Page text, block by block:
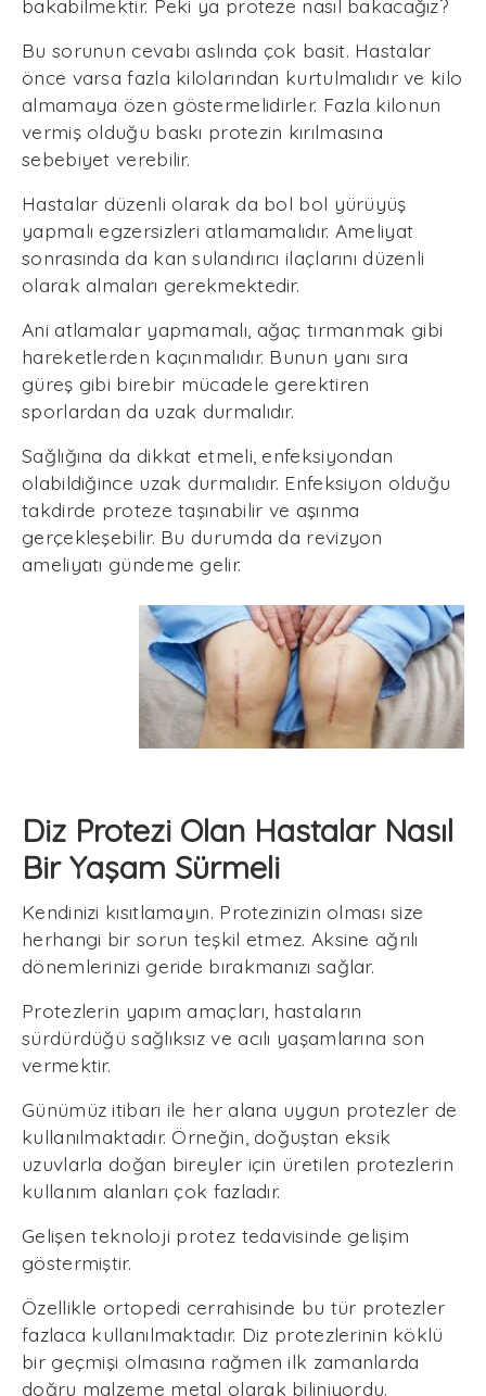
bakabilmektir. Peki ya proteze nasıl bakacağız?
Bu sorunun cevabı aslında çok basit. Hastalar
önce varsa fazla kilolarından kurtulmalıdır ve kilo
almamaya özen göstermelidirler. Fazla kilonun
vermiş olduğu baskı protezin kırılmasına
sebebiyet verebilir.
Hastalar düzenli olarak da bol bol yürüyüş
yapmalı egzersizleri atlamamalıdır. Ameliyat
sonrasında da kan sulandırıcı ilaçlarını düzenli
olarak almaları gerekmektedir.
Ani atlamalar yapmamalı, ağaç tırmanmak gibi
hareketlerden kaçınmalıdır. Bunun yanı sıra
güreş gibi birebir mücadele gerektiren
sporlardan da uzak durmalıdır.
Sağlığına da dikkat etmeli, enfeksiyondan
olabildiğince uzak durmalıdır. Enfeksiyon olduğu
takdirde proteze taşınabilir ve aşınma
gerçekleşebilir. Bu durumda da revizyon
ameliyatı gündeme gelir.
Diz Protezi Olan Hastalar Nasıl
Bir Yaşam Sürmeli
Kendinizi kısıtlamayın. Protezinizin olması size
herhangi bir sorun teşkil etmez. Aksine ağrılı
dönemlerinizi geride bırakmanızı sağlar.
Protezlerin yapım amaçları, hastaların
sürdürdüğü sağlıksız ve acılı yaşamlarına son
vermektir.
Günümüz itibarı ile her alana uygun protezler de
kullanılmaktadır. Örneğin, doğuştan eksik
uzuvlarla doğan bireyler için üretilen protezlerin
kullanım alanları çok fazladır.
Gelişen teknoloji protez tedavisinde gelişim
göstermiştir.
Özellikle ortopedi cerrahisinde bu tür protezler
fazlaca kullanılmaktadır. Diz protezlerinin köklü
bir geçmişi olmasına rağmen ilk zamanlarda
doğru malzeme metal olarak biliniyordu.